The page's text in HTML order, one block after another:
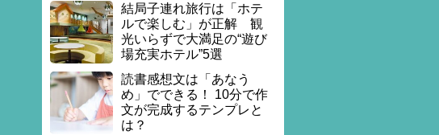
結局子連れ旅行は「ホテ
ルで楽しむ」が正解 観
光いらずで大満足の“遊び
場充実ホテル”5選
読書感想文は「あなう
め」でできる！ 10分で作
文が完成するテンプレと
は？